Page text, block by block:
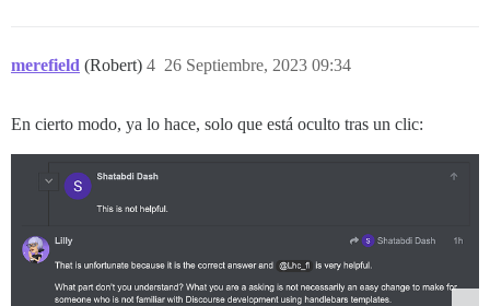
merefield (Robert) 26 Septiembre, 2023 09:34
4
En cierto modo, ya lo hace, solo que está oculto tras un clic: